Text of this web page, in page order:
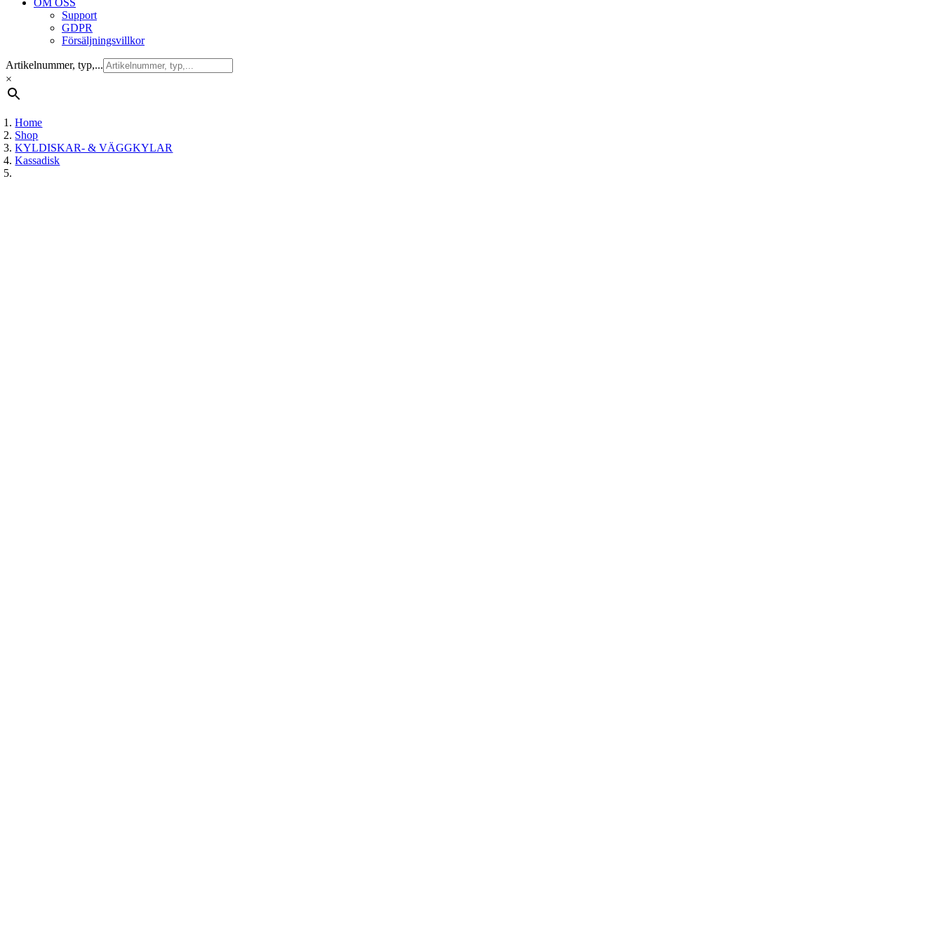
OM OSS
Support
GDPR
Försäljningsvillkor
Artikelnummer, typ,...
×
Home
Shop
KYLDISKAR- & VÄGGKYLAR
Kassadisk